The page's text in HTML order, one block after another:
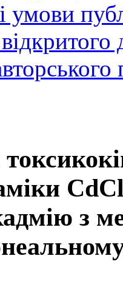
умови
з